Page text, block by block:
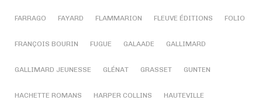
FARRAGO FAYARD FLAMMARION FLEUVE ÉDITIONS FOLIO
FRANÇOIS BOURIN FUGUE GALAADE GALLIMARD
GALLIMARD JEUNESSE GLÉNAT GRASSET GUNTEN
HACHETTE ROMANS HARPER COLLINS HAUTEVILLE